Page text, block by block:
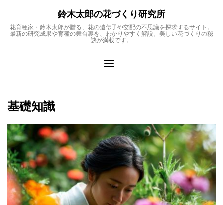
content
鈴木太郎の花づくり研究所
花育種家・鈴木太郎が贈る、花の遺伝子や交配の不思議を探求するサイト。
最新の研究成果や育種の舞台裏を、わかりやすく解説。美しい花づくりの秘
訣が満載です。
基礎知識